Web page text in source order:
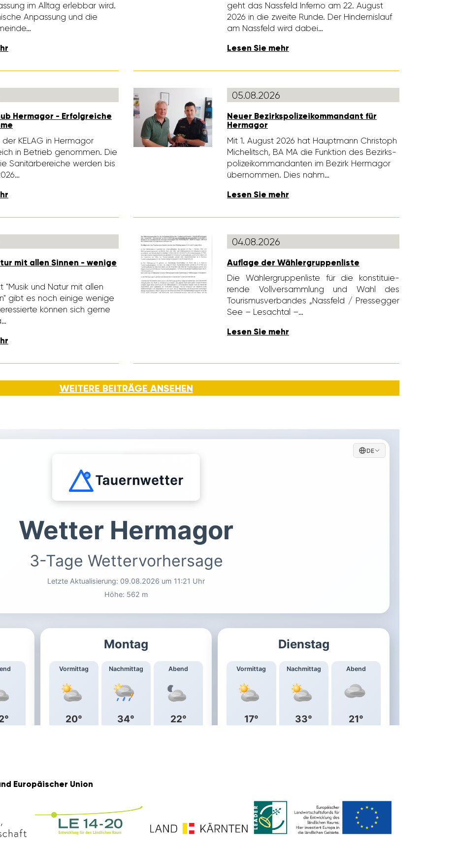
im Alltag erlebbar wird.
Anpas­sung und die
geht das Nass­feld Inferno am 22. August
2026 in die zweite Runde. Der Hinder­nis­lauf
am Nass­feld wird dabei…
Lesen Sie mehr
Hermagor - Erfolg­reiche
KELAG in Hermagor
in Betrieb genommen. Die
Sani­tär­be­reiche werden bis
05.08.2026
Neuer Bezirks­po­li­zei­kom­man­dant für
Hermagor
Mit 1. August 2026 hat Haupt­mann Chris­toph
Miche­litsch, BA MA die Funk­tion des Bezirks­
po­li­zei­kom­man­danten im Bezirk Hermagor
über­nommen. Dies nahm…
Lesen Sie mehr
mit allen Sinnen - wenige
"Musik und Natur mit allen
gibt es noch einige wenige
können sich gerne
04.08.2026
Auflage der Wähler­grup­pen­liste
Die Wähler­grup­pen­liste für die konsti­tu­ie­
rende Voll­ver­samm­lung und Wahl des
Touris­mus­ver­bandes „Nass­feld / Pres­segger
See – Lesachtal –…
Lesen Sie mehr
WEITERE BEITRÄGE ANSEHEN
Euro­päi­scher Union